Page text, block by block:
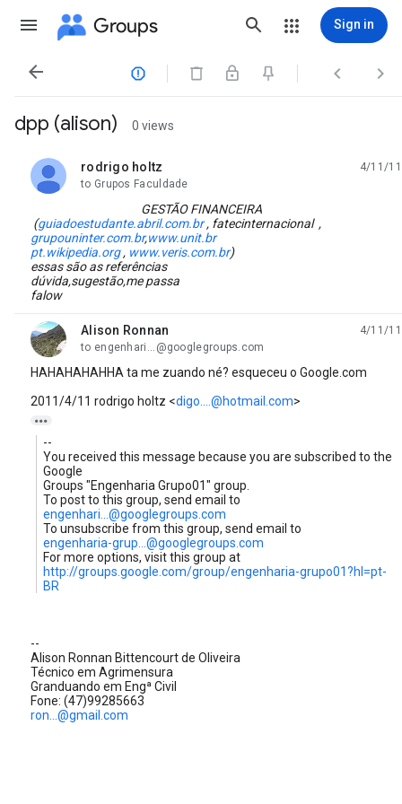
Groups Sign in
   
dpp (alison) 0 views
rodrigo holtz
unread,
4/11/11
to Grupos Faculdade
GESTÃO FINANCEIRA
(guiadoestudante.abril.com.br, fatecinternacional ,
grupouninter.com.br,www.unit.br
pt.wikipedia.org, www.veris.com.br)
essas são as referências
dúvida,sugestão,me passa
falow
Alison Ronnan
unread,
4/11/11
to engenhari...@googlegroups.com
HAHAHAHAHHA ta me zuando né? esqueceu o Google.com
2011/4/11 rodrigo holtz <digo....@hotmail.com>

--
You received this message because you are subscribed to the
Google
Groups "Engenharia Grupo01" group.
To post to this group, send email to
engenhari...@googlegroups.com
To unsubscribe from this group, send email to
engenharia-grup...@googlegroups.com
For more options, visit this group at
http://groups.google.com/group/engenharia-grupo01?hl=pt-
BR
--
Alison Ronnan Bittencourt de Oliveira
Técnico em Agrimensura
Granduando em Engª Civil
Fone: (47)99285663
ron...@gmail.com